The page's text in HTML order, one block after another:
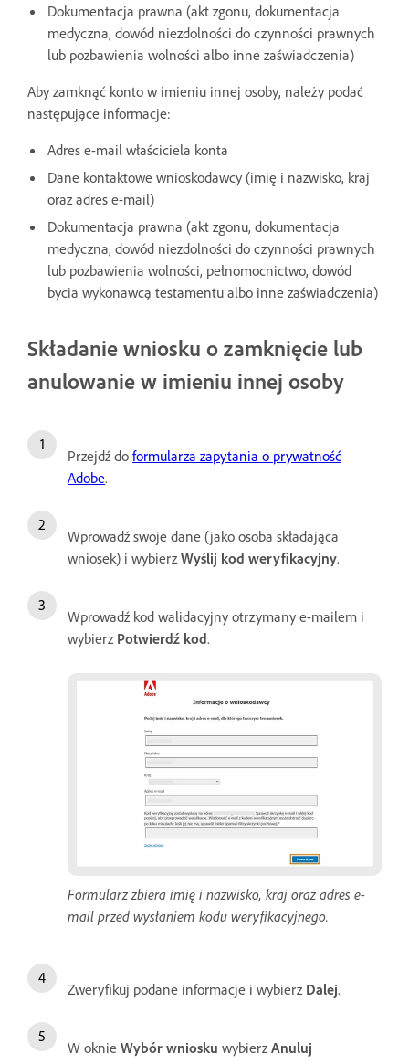
Dokumentacja prawna (akt zgonu, dokumentacja
medyczna, dowód niezdolności do czynności prawnych
lub pozbawienia wolności albo inne zaświadczenia)
Aby zamknąć konto w imieniu innej osoby, należy podać
następujące informacje:
Adres e-mail właściciela konta
Dane kontaktowe wnioskodawcy (imię i nazwisko, kraj
oraz adres e-mail)
Dokumentacja prawna (akt zgonu, dokumentacja
medyczna, dowód niezdolności do czynności prawnych
lub pozbawienia wolności, pełnomocnictwo, dowód
bycia wykonawcą testamentu albo inne zaświadczenia)
Składanie wniosku o zamknięcie lub
anulowanie w imieniu innej osoby
Przejdź do formularza zapytania o prywatność
Adobe.
Wprowadź swoje dane (jako osoba składająca
wniosek) i wybierz Wyślij kod weryfikacyjny.
Wprowadź kod walidacyjny otrzymany e-mailem i
wybierz Potwierdź kod.
Formularz zbiera imię i nazwisko, kraj oraz adres e-
mail przed wysłaniem kodu weryfikacyjnego.
Zweryfikuj podane informacje i wybierz Dalej.
W oknie Wybór wniosku wybierzAnuluj